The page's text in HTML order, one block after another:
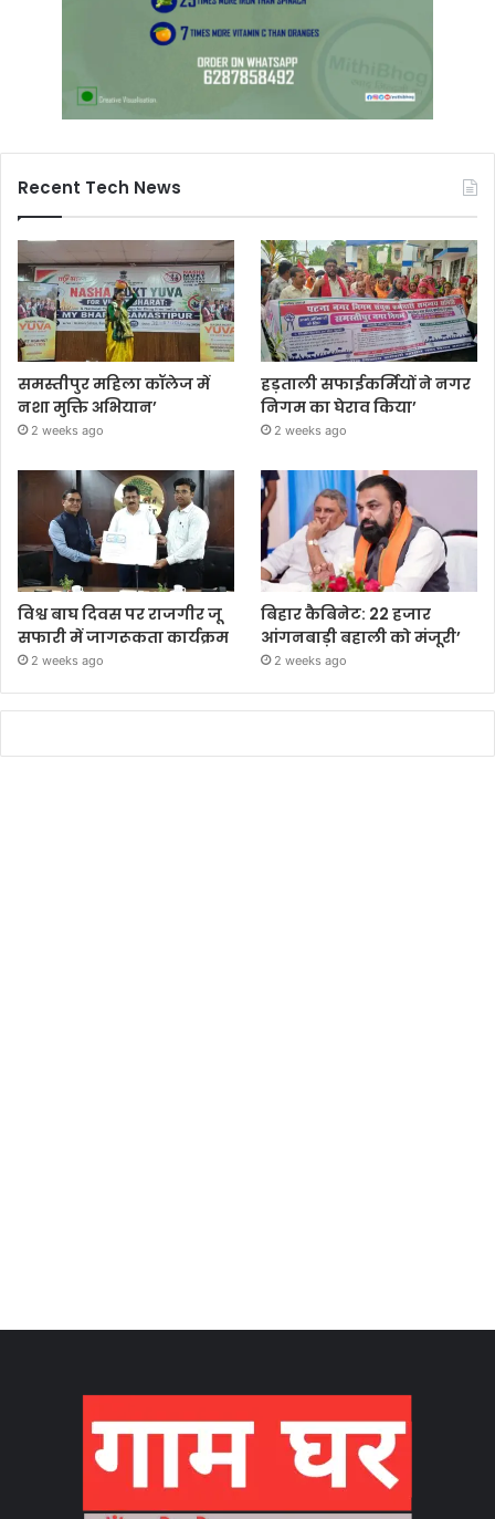
Recent Tech News
समस्तीपुर महिला कॉलेज में
नशा मुक्ति अभियान’
2 weeks ago
हड़ताली सफाईकर्मियों ने नगर
निगम का घेराव किया’
2 weeks ago
विश्व बाघ दिवस पर राजगीर जू
सफारी में जागरूकता कार्यक्रम
2 weeks ago
बिहार कैबिनेट: 22 हजार
आंगनबाड़ी बहाली को मंजूरी’
2 weeks ago